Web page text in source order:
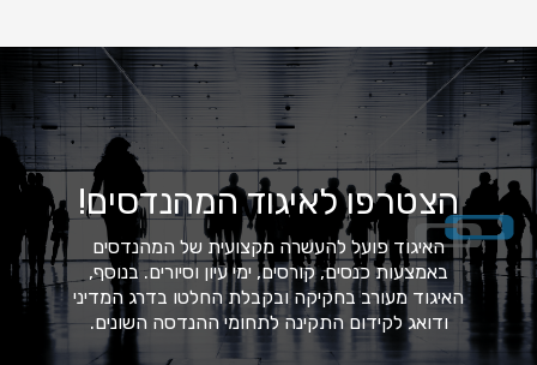
הצטרפו לאיגוד המהנדסים!
האיגוד פועל להעשרה מקצועית של המהנדסים
באמצעות כנסים, קורסים, ימי עיון וסיורים. בנוסף,
האיגוד מעורב בחקיקה ובקבלת החלטו בדרג המדיני
ודואג לקידום התקינה לתחומי ההנדסה השונים.